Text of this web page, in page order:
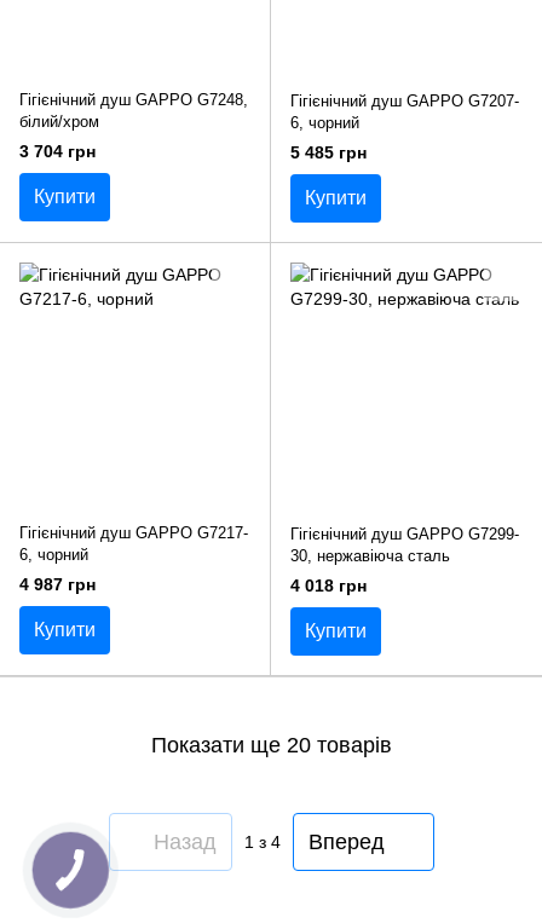
Гігієнічний душ GAPPO G7248,
білий/хром
3 704 грн
Купити
Гігієнічний душ GAPPO G7207-
6, чорний
5 485 грн
Купити
Гігієнічний душ GAPPO G7217-
6, чорний
4 987 грн
Купити
Гігієнічний душ GAPPO G7299-
30, нержавіюча сталь
4 018 грн
Купити
Показати ще 20 товарів
Назад 1з 4 Вперед